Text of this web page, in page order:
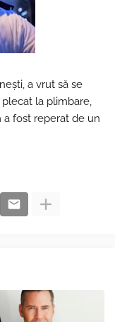
a vrut să se
plecat la plimbare,
a fost reperat de un